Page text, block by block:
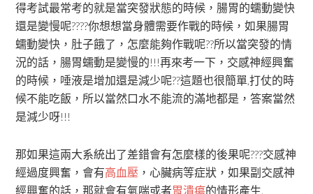
得考試最常考的就是當突發狀態的時候，腸胃的蠕動變快
還是變慢呢????你想想當身體需要作戰的時候，如果腸胃
蠕動變快，肚子餓了，怎麼能夠作戰呢??所以當突發的情
況的話，腸胃蠕動是變慢的!!!再來考一下，交感神經興奮
的時候，唾液是增加還是減少呢??這題也很簡單,打仗的時
候不能吃飯，所以當然口水不能流的滿地都是，答案當然
是減少呀!!!
那如果這兩大系統出了差錯會有怎麼樣的後果呢???交感神
經過度興奮，會有高血壓 ，心臟病等症狀，如果副交感神
經興奮的話，那就會有氣喘或者胃潰瘍的情形產生.